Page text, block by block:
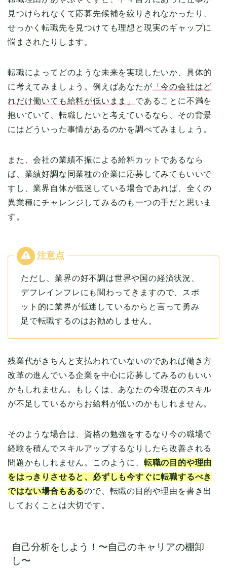
見つけられなくて応募先候補を絞りきれなかったり、
せっかく転職先を見つけても理想と現実のギャップに
悩まされたりします。
転職によってどのような未来を実現したいか、具体的
に考えてみましょう。例えばあなたが 「今の会社はど
れだけ働いても給料が低いまま」 であることに不満を
抱いていて、転職したいと考えているなら、その背景
にはどういった事情があるのかを調べてみましょう。
また、会社の業績不振による給料カットであるなら
ば、業績好調な同業種の企業に応募してみてもいいで
すし、業界自体が低迷している場合であれば、全くの
異業種にチャレンジしてみるのも一つの手だと思いま
す。
ただし、業界の好不調は世界や国の経済状況、
デフレインフレにも関わってきますので、スポ
ット的に業界が低迷しているからと言って勇み
足で転職するのはお勧めしません。
残業代がきちんと支払われていないのであれば働き方
改革の進んでいる企業を中心に応募してみるのもいい
かもしれません。もしくは、あなたの今現在のスキル
が不足しているからお給料が低いのかもしれません。
そのような場合は、資格の勉強をするなり今の職場で
経験を積んでスキルアップするなりしたら改善される
問題かもしれません。このように、 転職の目的や理由
をはっきりさせると、必ずしも今すぐに転職するべき
ではない場合もあるので、転職の目的や理由を書き出
しておくことは大切です。
自己分析をしよう！〜自己のキャリアの棚卸
し〜